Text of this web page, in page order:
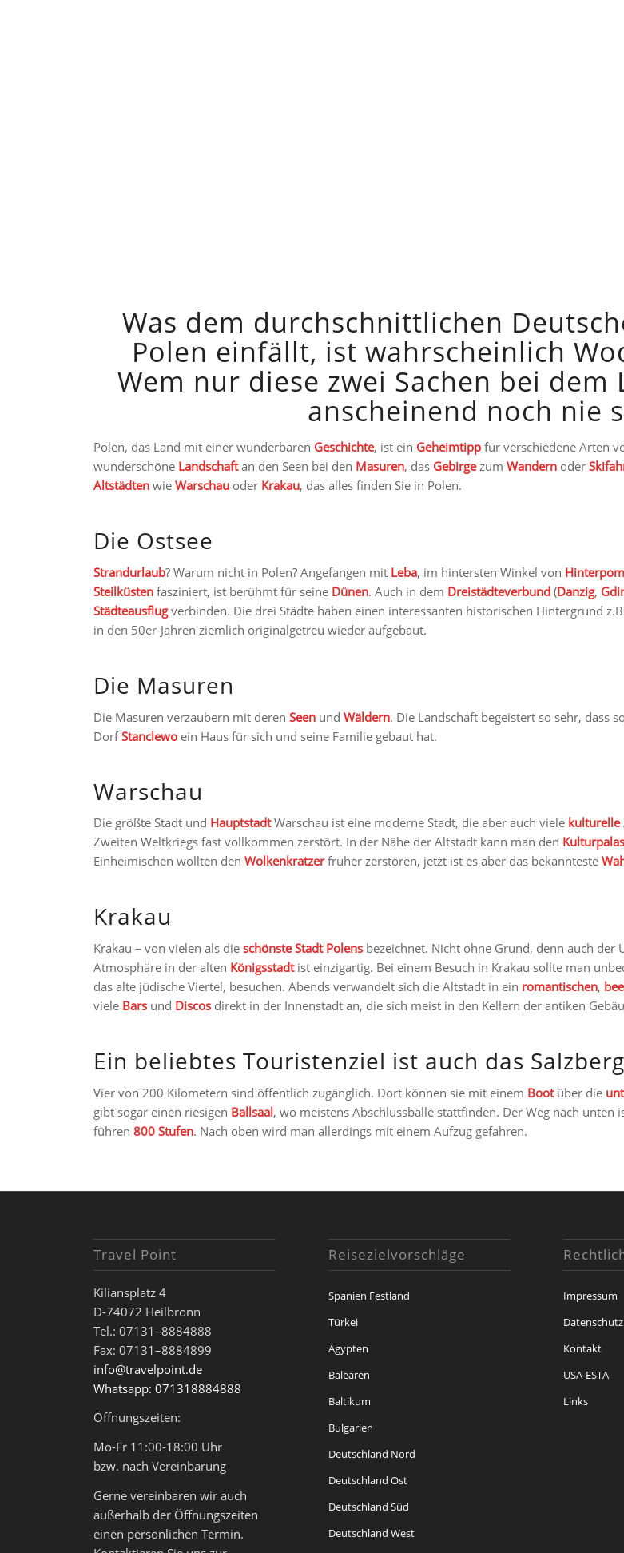
Was dem durchschnittlichen
Polen einfällt, ist wahrscheinlich
Wem nur diese zwei Sachen bei
anscheinend noch nie
Polen, das Land mit einer wunderbaren Geschichte, ist ein Geheimtipp für verschiedene Arten
wunderschöne Landschaftan den Seen bei den Masuren, das GebirgezumWandern oder
Altstädten wieWarschau oder Krakau, das alles finden Sie in Polen.
Die Ostsee
Strandurlaub? Warum nicht in Polen? Angefangen mit Leba, im hintersten Winkel von
Steilküsten fasziniert, ist berühmt für seine Dünen. Auch in dem Dreistädteverbund (Danzig,
Städteausflugverbinden. Die drei Städte haben einen interessanten historischen Hintergrund
in den 50er-Jahren ziemlich originalgetreu wieder aufgebaut.
Die Masuren
Die Masuren verzaubern mit derenSeen undWäldern. Die Landschaft begeistert so sehr, dass
DorfStanclewo ein Haus für sich und seine Familie gebaut hat.
Warschau
Die größte Stadt und HauptstadtWarschau ist eine moderne Stadt, die aber auch viele kulturelle
Zweiten Weltkriegs fast vollkommen zerstört. In der Nähe der Altstadt kann man den
Einheimischen wollten denWolkenkratzerfrüher zerstören, jetzt ist es aber das bekannteste
Krakau
Krakau – von vielen als dieschönste Stadt Polens bezeichnet. Nicht ohne Grund, denn auch der
Atmosphäre in der alten Königsstadtist einzigartig. Bei einem Besuch in Krakau sollte man
das alte jüdische Viertel, besuchen. Abends verwandelt sich die Altstadt in ein romantischen,
viele Bars und Discos direkt in der Innenstadt an, die sich meist in den Kellern der antiken
Ein beliebtes Touristenziel ist auch das
Vier von 200 Kilometern sind öffentlich zugänglich. Dort können sie mit einem Bootüber die
gibt sogar einen riesigen Ballsaal, wo meistens Abschlussbälle stattfinden. Der Weg nach unten
führen800 Stufen. Nach oben wird man allerdings mit einem Aufzug gefahren.
Travel Point
Kiliansplatz 4
D-74072 Heilbronn
Tel.: 07131–8884888
Fax: 07131–8884899
info@travelpoint.de
Whatsapp: 071318884888
Öffnungszeiten:
Mo-Fr 11:00-18:00 Uhr
bzw. nach Vereinbarung
Gerne vereinbaren wir auch
außerhalb der Öffnungszeiten
einen persönlichen Termin.
Reisezielvorschläge
Spanien Festland
Türkei
Ägypten
Balearen
Baltikum
Bulgarien
Deutschland Nord
Deutschland Ost
Deutschland Süd
Deutschland West
Impressum
Datenschutz
Kontakt
USA-ESTA
Links